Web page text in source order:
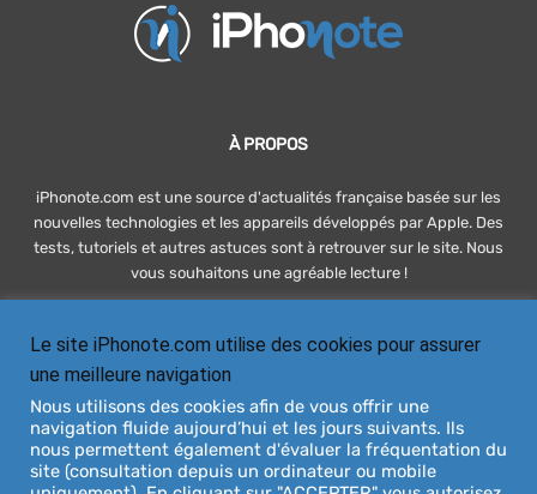
À PROPOS
iPhonote.com est une source d'actualités française basée sur les
nouvelles technologies et les appareils développés par Apple. Des
tests, tutoriels et autres astuces sont à retrouver sur le site. Nous
vous souhaitons une agréable lecture !
Le site iPhonote.com utilise des cookies pour assurer
une meilleure navigation
Nous utilisons des cookies afin de vous offrir une
navigation fluide aujourd’hui et les jours suivants. Ils
nous permettent également d'évaluer la fréquentation du
site (consultation depuis un ordinateur ou mobile